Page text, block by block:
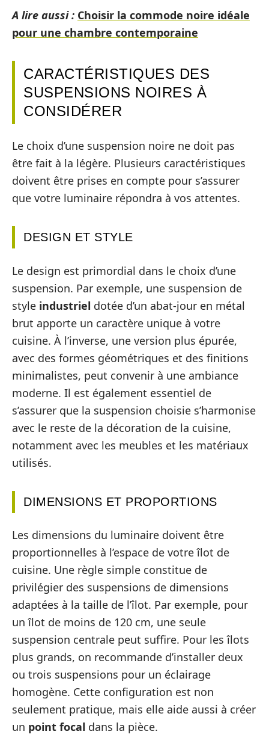
A lire aussi : Choisir la commode noire idéale
pour une chambre contemporaine
CARACTÉRISTIQUES DES
SUSPENSIONS NOIRES À
CONSIDÉRER
Le choix d’une suspension noire ne doit pas
être fait à la légère. Plusieurs caractéristiques
doivent être prises en compte pour s’assurer
que votre luminaire répondra à vos attentes.
DESIGN ET STYLE
Le design est primordial dans le choix d’une
suspension. Par exemple, une suspension de
style industriel dotée d’un abat-jour en métal
brut apporte un caractère unique à votre
cuisine. À l’inverse, une version plus épurée,
avec des formes géométriques et des finitions
minimalistes, peut convenir à une ambiance
moderne. Il est également essentiel de
s’assurer que la suspension choisie s’harmonise
avec le reste de la décoration de la cuisine,
notamment avec les meubles et les matériaux
utilisés.
DIMENSIONS ET PROPORTIONS
Les dimensions du luminaire doivent être
proportionnelles à l’espace de votre îlot de
cuisine. Une règle simple constitue de
privilégier des suspensions de dimensions
adaptées à la taille de l’îlot. Par exemple, pour
un îlot de moins de 120 cm, une seule
suspension centrale peut suffire. Pour les îlots
plus grands, on recommande d’installer deux
ou trois suspensions pour un éclairage
homogène. Cette configuration est non
seulement pratique, mais elle aide aussi à créer
un point focal dans la pièce.